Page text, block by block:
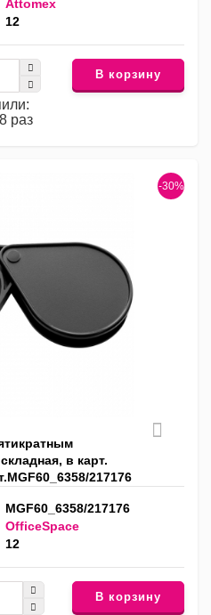
Attomex
12
раз
В корзину
-30%
в карт.
217176
MGF60_6358/217176
OfficeSpace
12
В корзину